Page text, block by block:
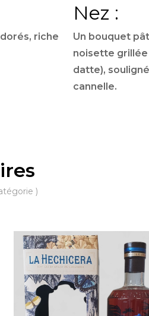
riche
Nez :
Un bouquet
noisette
datte),
cannelle.
)